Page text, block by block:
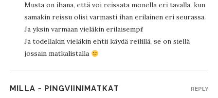
Musta on ihana, että voi reissata monella eri tavalla, kun
samakin reissu olisi varmasti ihan erilainen eri seurassa.
Ja yksin varmaan vieläkin erilaisempi!
Ja todellakin vieläkin ehtii käydä reilillä, se on siellä
jossain matkalistalla
MILLA - PINGVIINIMATKAT REPLY